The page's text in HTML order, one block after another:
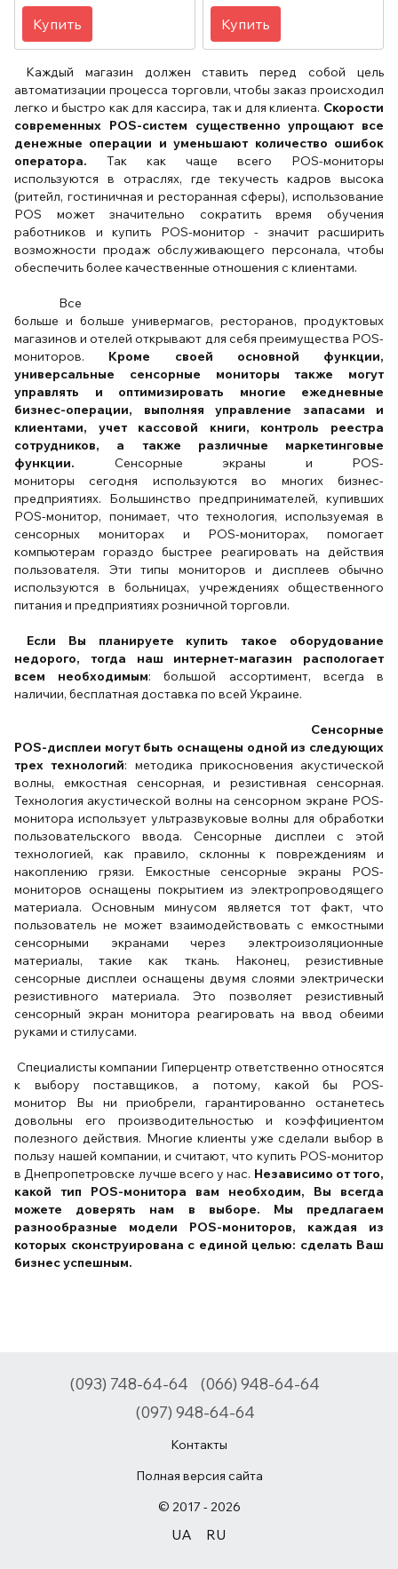
Купить Купить
Каждый магазин должен ставить перед собой цель
автоматизации процесса торговли, чтобы заказ происходил
легко и быстро как для кассира, так и для клиента. Скорости
современных POS-систем существенно упрощают все
денежные операции и уменьшают количество ошибок
оператора. Так как чаще всего POS-мониторы
используются в отраслях, где текучесть кадров высока
(ритейл, гостиничная и ресторанная сферы), использование
POS может значительно сократить время обучения
работников и купить POS-монитор - значит расширить
возможности продаж обслуживающего персонала, чтобы
обеспечить более качественные отношения с клиентами.
Все
больше и больше универмагов, ресторанов, продуктовых
магазинов и отелей открывают для себя преимущества POS-
мониторов. Кроме своей основной функции,
универсальные сенсорные мониторы также могут
управлять и оптимизировать многие ежедневные
бизнес-операции, выполняя управление запасами и
клиентами, учет кассовой книги, контроль реестра
сотрудников, а также различные маркетинговые
функции. Сенсорные экраны и POS-
мониторысегодня используются во многих бизнес-
предприятиях. Большинство предпринимателей, купивших
POS-монитор, понимает, что технология, используемая в
сенсорных мониторах и POS-мониторах, помогает
компьютерам гораздо быстрее реагировать на действия
пользователя. Эти типы мониторов и дисплеев обычно
используются в больницах, учреждениях общественного
питания и предприятиях розничной торговли.
Если Вы планируете купить такое оборудование
недорого, тогда наш интернет-магазин распологает
всем необходимым: большой ассортимент, всегда в
наличии, бесплатная доставка по всей Украине.
Сенсорные
POS-дисплеи могут быть оснащены одной из следующих
трех технологий: методика прикосновения акустической
волны, емкостная сенсорная, и резистивная сенсорная.
Технология акустической волны на сенсорном экране POS-
монитора использует ультразвуковые волны для обработки
пользовательского ввода. Сенсорные дисплеи с этой
технологией, как правило, склонны к повреждениям и
накоплению грязи. Емкостные сенсорные экраны POS-
мониторов оснащены покрытием из электропроводящего
материала. Основным минусом является тот факт, что
пользователь не может взаимодействовать с емкостными
сенсорными экранами через электроизоляционные
материалы, такие как ткань. Наконец, резистивные
сенсорные дисплеи оснащены двумя слоями электрически
резистивного материала. Это позволяет резистивный
сенсорный экран монитора реагировать на ввод обеими
руками и стилусами.
Специалисты компании Гиперцентр ответственно относятся
к выбору поставщиков, а потому, какой бы POS-
монитор Вы ни приобрели, гарантированно останетесь
довольны его производительностью и коэффициентом
полезного действия. Многие клиенты уже сделали выбор в
пользу нашей компании, и считают, что купить POS-монитор
в Днепропетровске лучше всего у нас. Независимо от того,
какой тип POS-монитора вам необходим, Вы всегда
можете доверять нам в выборе. Мы предлагаем
разнообразные модели POS-мониторов, каждая из
которых сконструирована с единой целью: сделать Ваш
бизнес успешным.
(093) 748-64-64
(066) 948-64-64
(097) 948-64-64
Контакты
Полная версия сайта
© 2017 - 2026
UA RU